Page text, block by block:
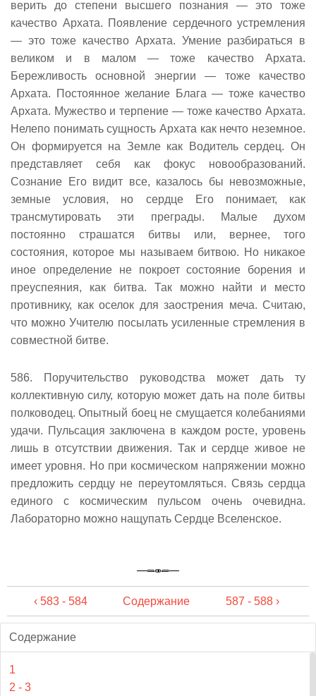
верить до степени высшего познания — это тоже
качество Архата. Появление сердечного устремления
— это тоже качество Архата. Умение разбираться в
великом и в малом — тоже качество Архата.
Бережливость основной энергии — тоже качество
Архата. Постоянное желание Блага — тоже качество
Архата. Мужество и терпение — тоже качество Архата.
Нелепо понимать сущность Архата как нечто неземное.
Он формируется на Земле как Водитель сердец. Он
представляет себя как фокус новообразований.
Сознание Его видит все, казалось бы невозможные,
земные условия, но сердце Его понимает, как
трансмутировать эти преграды. Малые духом
постоянно страшатся битвы или, вернее, того
состояния, которое мы называем битвою. Но никакое
иное определение не покроет состояние борения и
преуспеяния, как битва. Так можно найти и место
противнику, как оселок для заострения меча. Считаю,
что можно Учителю посылать усиленные стремления в
совместной битве.
586. Поручительство руководства может дать ту
коллективную силу, которую может дать на поле битвы
полководец. Опытный боец не смущается колебаниями
удачи. Пульсация заключена в каждом росте, уровень
лишь в отсутствии движения. Так и сердце живое не
имеет уровня. Но при космическом напряжении можно
предложить сердцу не переутомляться. Связь сердца
единого с космическим пульсом очень очевидна.
Лабораторно можно нащупать Сердце Вселенское.
‹ 583 - 584 Содержание 587 - 588 ›
Содержание
1
2 - 3